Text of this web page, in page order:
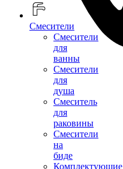
Смесители
Смесители
для
ванны
Смесители
для
душа
Смеситель
для
раковины
Смесители
на
биде
Комплектующие